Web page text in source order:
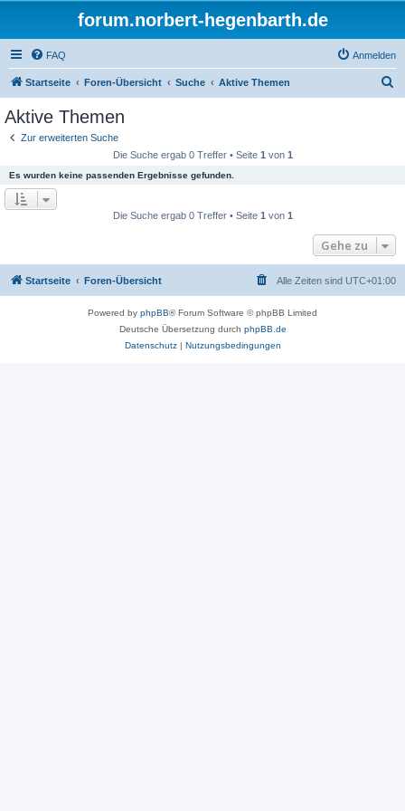
forum.norbert-hegenbarth.de
FAQ Anmelden
Startseite Foren-Übersicht Suche Aktive Themen
Aktive Themen
Zur erweiterten Suche
Die Suche ergab 0 Treffer • Seite 1 von 1
Es wurden keine passenden Ergebnisse gefunden.
Die Suche ergab 0 Treffer • Seite 1 von 1
Gehe zu
Startseite Foren-Übersicht Alle Zeiten sind UTC+01:00
Powered by phpBB® Forum Software © phpBB Limited
Deutsche Übersetzung durch phpBB.de
Datenschutz| Nutzungsbedingungen